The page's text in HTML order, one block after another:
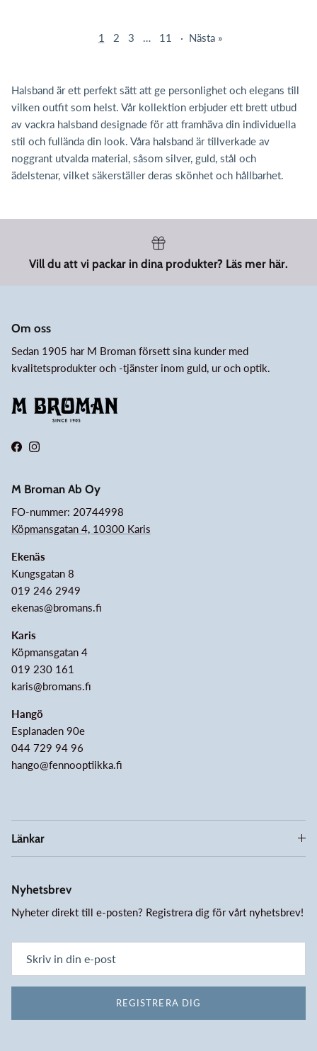
1 2 3 … 11 · Nästa »
Halsband är ett perfekt sätt att ge personlighet och elegans till
vilken outfit som helst. Vår kollektion erbjuder ett brett utbud
av vackra halsband designade för att framhäva din individuella
stil och fullända din look. Våra halsband är tillverkade av
noggrant utvalda material, såsom silver, guld, stål och
ädelstenar, vilket säkerställer deras skönhet och hållbarhet.
Vill du att vi packar in dina produkter? Läs mer här.
Om oss
Sedan 1905 har M Broman försett sina kunder med
kvalitetsprodukter och -tjänster inom guld, ur och optik.
FacebookInstagram
M Broman Ab Oy
FO-nummer: 20744998
Köpmansgatan 4, 10300 Karis
Ekenäs
Kungsgatan 8
019 246 2949
ekenas@bromans.fi
Karis
Köpmansgatan 4
019 230 161
karis@bromans.fi
Hangö
Esplanaden 90e
044 729 94 96
hango@fennooptiikka.fi
Länkar
Nyhetsbrev
Nyheter direkt till e-posten? Registrera dig för vårt nyhetsbrev!
REGISTRERA DIG